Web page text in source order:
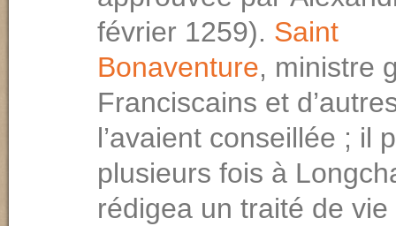
février 1259). Saint
Bonaventure, ministre
Franciscains et
l’avaient conseillée ; il
plusieurs fois à
rédigea un traité de